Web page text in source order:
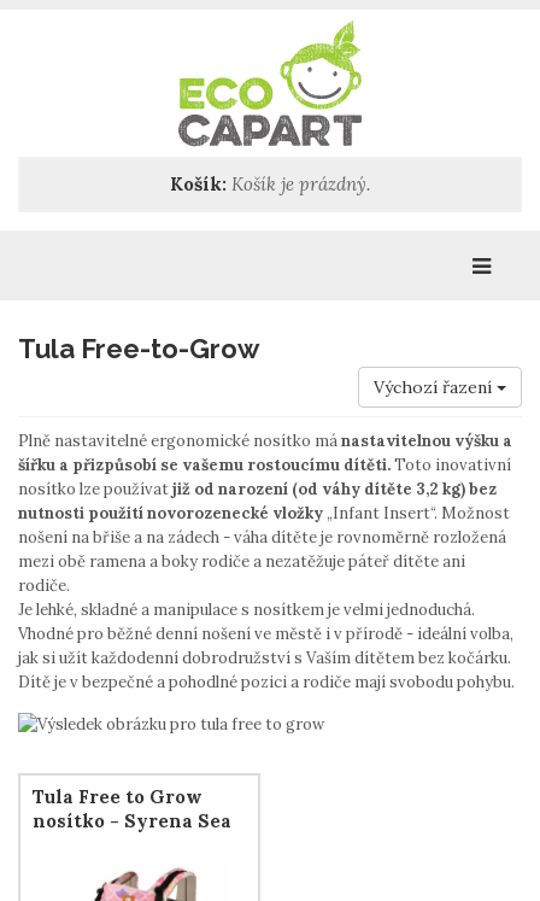
Košík: Košík je prázdný.
Tula Free-to-Grow
Výchozí řazení
Plně nastavitelné ergonomické nosítko mánastavitelnou výšku a
šířku a přizpůsobí se vašemu rostoucímu dítěti.Toto inovativní
nosítko lze používatjiž od narození (od váhy dítěte 3,2 kg) bez
nutnosti použití novorozenecké vložky„Infant Insert“. Možnost
nošení na břiše a na zádech - váha dítěte je rovnoměrně rozložená
mezi obě ramena a boky rodiče a nezatěžuje páteř dítěte ani
rodiče.
Je lehké, skladné a manipulace s nosítkem je velmi jednoduchá.
Vhodné pro běžné denní nošení ve městě i v přírodě - ideální volba,
jak si užít každodenní dobrodružství s Vaším dítětem bez kočárku.
Dítě je v bezpečné a pohodlné pozici a rodiče mají svobodu pohybu.
Tula Free to Grow
nosítko - Syrena Sea